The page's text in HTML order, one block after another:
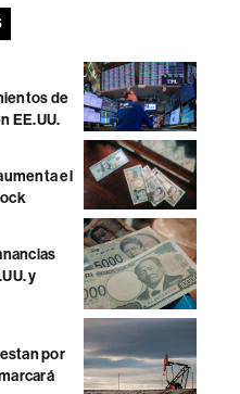
de
EE.UU.
el
y
por